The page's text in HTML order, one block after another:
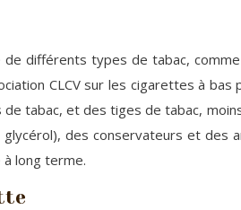
différents types de tabac,
CLCV sur les cigarettes à
tabac, et des tiges de tabac,
des conservateurs et
long terme.